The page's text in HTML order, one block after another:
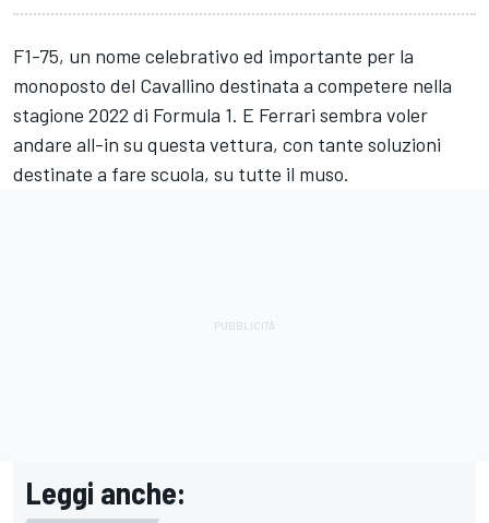
F1-75, un nome celebrativo ed importante per la
monoposto del Cavallino destinata a competere nella
stagione 2022 di Formula 1. E Ferrari sembra voler
andare all-in su questa vettura, con tante soluzioni
destinate a fare scuola, su tutte il muso.
Leggi anche: